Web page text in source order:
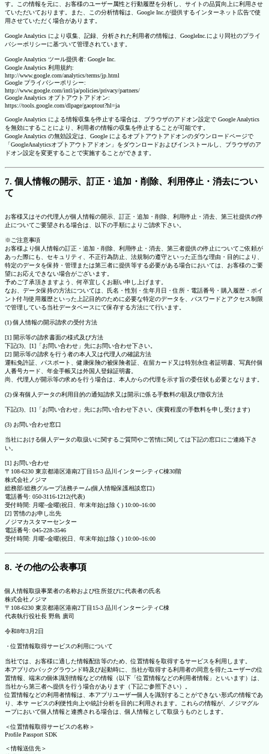
す。この情報を元に、お客様のユーザー属性と行動履歴を分析し、サイトの品質向上に利用させ
ていただいております。また、この分析情報は、Google Inc.が提供するインターネット広告で使
用させていただく場合があります。
Google Analytics により収集、記録、分析された利用者の情報は、GoogleInc.により同社のプライ
バシーポリシーに基づいて管理されています。
Google Analytics ツール提供者: Google Inc.
Google Analytics 利用規約:
http://www.google.com/analytics/terms/jp.html
Google プライバシーポリシー:
http://www.google.com/intl/ja/policies/privacy/partners/
Google Analytics オプトアウトアドオン:
https://tools.google.com/dlpage/gaoptout?hl=ja
Google Analytics による情報収集を停止する場合は、ブラウザのアドオン設定で Google Analytics
を無効にすることにより、利用者の情報の収集を停止することが可能です。
Google Analytics の無効設定は、Google によるオプトアウトアドオンのダウンロードページで
「GoogleAnalyticsオプトアウトアドオン」をダウンロードおよびインストールし、ブラウザのア
ドオン設定を変更することで実施することができます。
7. 個人情報の開示、訂正・追加・削除、利用停止・消去につい
て
お客様又はその代理人が個人情報の開示、訂正・追加・削除、利用停止・消去、第三社提供の停
止についてご要望される場合は、以下の手順によりご請求下さい。
※ご注意事項
お客様より個人情報の訂正・追加・削除、利用停止・消去、第三者提供の停止についてご依頼が
あった際にも、セキュリティ、不正行為防止、法規制の遵守といった正当な理由・目的により、
特定のデータを保持・管理または第三者に提供等する必要がある場合においては、お客様のご要
望にお応えできない場合がございます。
予めご了承頂きますよう、何卒宜しくお願い申し上げます。
なお、データ保持の方法については、氏名・性別・生年月日・住所・電話番号・購入履歴・ポイ
ント付与使用履歴といった上記目的のために必要な特定のデータを、パスワードとアクセス制限
で管理している当社データベースにて保存する方法にて行います。
(1) 個人情報の開示請求の受付方法
[1] 開示等の請求書面の様式及び方法
下記(3)、[1]「お問い合わせ」先にお問い合わせ下さい。
[2] 開示等の請求を行う者の本人又は代理人の確認方法
運転免許証、パスポート、健康保険の被保険者証、在留カード又は特別永住者証明書、写真付個
人番号カード、年金手帳又は外国人登録証明書。
尚、代理人が開示等の求めを行う場合は、本人からの代理を示す旨の委任状も必要となります。
(2) 保有個人データの利用目的の通知請求又は開示に係る手数料の額及び徴収方法
下記(3)、[1]「お問い合わせ」先にお問い合わせ下さい。(実費程度の手数料を申し受けます)
(3) お問い合わせ窓口
当社における個人データの取扱いに関するご質問やご苦情に関しては下記の窓口にご連絡下さ
い。
[1] お問い合わせ
〒108-6230 東京都港区港南2丁目15-3 品川インターシティC棟30階
株式会社ノジマ
総務部/総務グループ法務チーム(個人情報保護相談窓口)
電話番号: 050-3116-1212(代表)
受付時間: 月曜~金曜(祝日、年末年始は除く) 10:00~16:00
[2] 苦情のお申し出先
ノジマカスタマーセンター
電話番号: 045-228-3546
受付時間: 月曜~金曜(祝日、年末年始は除く) 10:00~16:00
8. その他の公表事項
個人情報取扱事業者の名称および住所並びに代表者の氏名
株式会社ノジマ
〒108-6230 東京都港区港南2丁目15-3 品川インターシティC棟
代表執行役社長 野島 廣司
令和8年3月2日
・位置情報取得サービスの利用について
当社では、お客様に適した情報配信等のため、位置情報を取得するサービスを利用します。
本アプリのバックグラウンド時及び起動時に、当社が取得する利用者の同意を得たユーザーの位
置情報、端末の個体識別情報などの情報（以下「位置情報などの利用者情報」といいます）は、
当社から第三者へ提供を行う場合があります（下記ご参照下さい）。
位置情報などの利用者情報は、本アプリユーザー個人を識別することができない形式の情報であ
り、本サ ービスの利便性向上や統計分析を目的に利用されます。これらの情報が、ノジマグル
ープにおいて個人情報と連携される場合は、個人情報として取扱うものとします。
＜位置情報取得サービスの名称＞
Profile Passport SDK
＜情報送信先＞